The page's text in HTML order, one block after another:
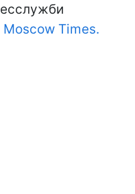
Moscow Times.